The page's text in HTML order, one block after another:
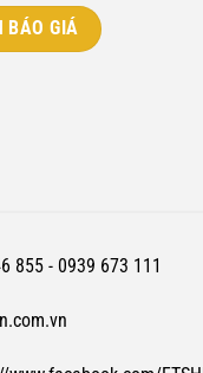
BÁO GIÁ
855 - 0939 673 111